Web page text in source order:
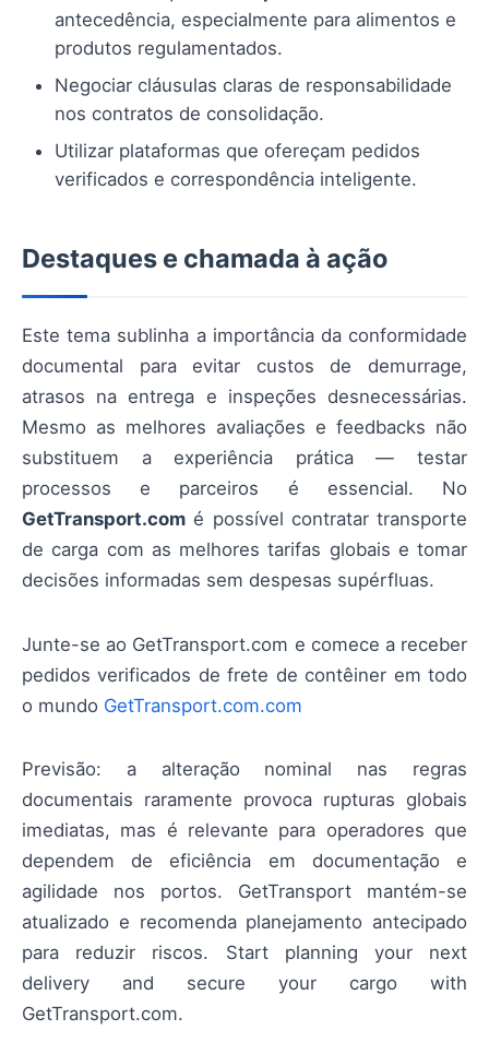
antecedência, especialmente para alimentos e
produtos regulamentados.
Negociar cláusulas claras de responsabilidade
nos contratos de consolidação.
Utilizar plataformas que ofereçam pedidos
verificados e correspondência inteligente.
Destaques e chamada à ação
Este tema sublinha a importância da conformidade
documental para evitar custos de demurrage,
atrasos na entrega e inspeções desnecessárias.
Mesmo as melhores avaliações e feedbacks não
substituem a experiência prática — testar
processos e parceiros é essencial. No
GetTransport.com é possível contratar transporte
de carga com as melhores tarifas globais e tomar
decisões informadas sem despesas supérfluas.
Junte-se ao GetTransport.com e comece a receber
pedidos verificados de frete de contêiner em todo
o mundo GetTransport.com.com
Previsão: a alteração nominal nas regras
documentais raramente provoca rupturas globais
imediatas, mas é relevante para operadores que
dependem de eficiência em documentação e
agilidade nos portos. GetTransport mantém-se
atualizado e recomenda planejamento antecipado
para reduzir riscos. Start planning your next
delivery and secure your cargo with
GetTransport.com.